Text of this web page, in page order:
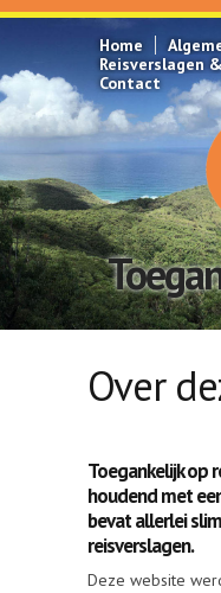
Overslaan en naar de inhoud
Home
Reisverslagen
Contact
Over
Toegankelijk op
houdend met
bevat allerlei
reisverslagen.
Deze website